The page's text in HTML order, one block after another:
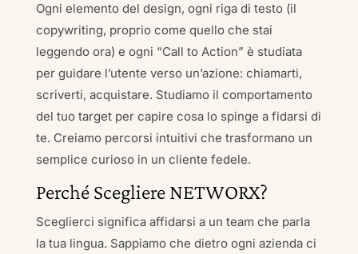
Ogni elemento del design, ogni riga di testo (il
copywriting, proprio come quello che stai
leggendo ora) e ogni “Call to Action” è studiata
per guidare l’utente verso un’azione: chiamarti,
scriverti, acquistare. Studiamo il comportamento
del tuo target per capire cosa lo spinge a fidarsi di
te. Creiamo percorsi intuitivi che trasformano un
semplice curioso in un cliente fedele.
Perché Scegliere NETWORX?
Sceglierci significa affidarsi a un team che parla
la tua lingua. Sappiamo che dietro ogni azienda ci